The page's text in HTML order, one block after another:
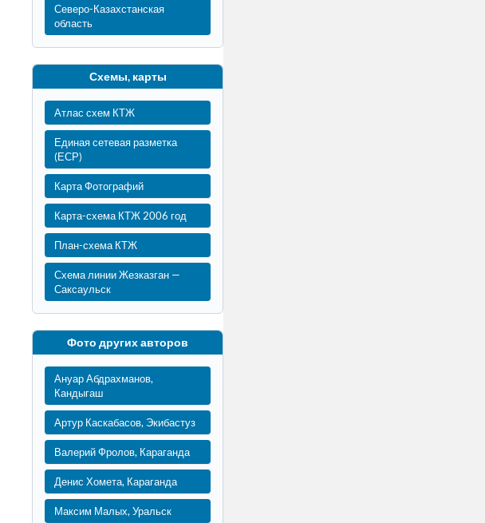
Северо-Казахстанская
область
Схемы, карты
Атлас схем КТЖ
Единая сетевая разметка
(ЕСР)
Карта Фотографий
Карта-схема КТЖ 2006 год
План-схема КТЖ
Схема линии Жезказган —
Саксаульск
Фото других авторов
Ануар Абдрахманов,
Кандыгаш
Артур Каскабасов, Экибастуз
Валерий Фролов, Караганда
Денис Хомета, Караганда
Максим Малых, Уральск